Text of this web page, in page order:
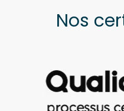
Nos